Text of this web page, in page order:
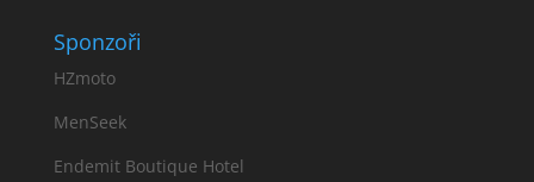
Sponzoři
HZmoto
MenSeek
Endemit Boutique Hotel